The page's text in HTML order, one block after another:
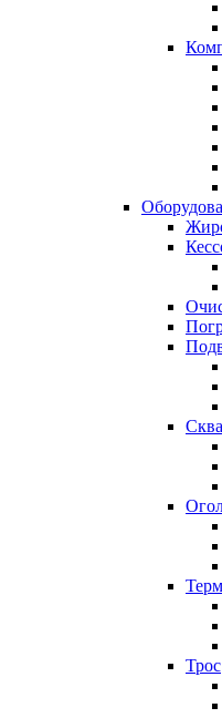
Трос